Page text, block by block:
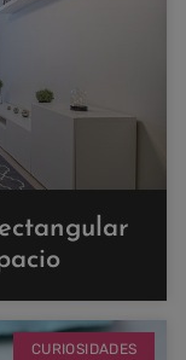
CURIOSIDADES